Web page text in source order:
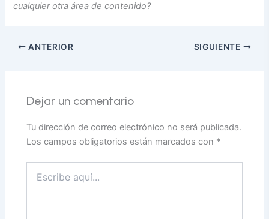
cualquier otra área de contenido?
ANTERIOR SIGUIENTE
Dejar un comentario
Tu dirección de correo electrónico no será publicada.
Los campos obligatorios están marcados con *
aquí...